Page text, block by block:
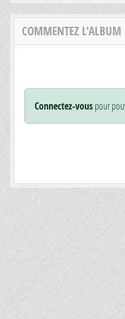
COMMENTEZ L'ALBUM
Connectez-vouspour